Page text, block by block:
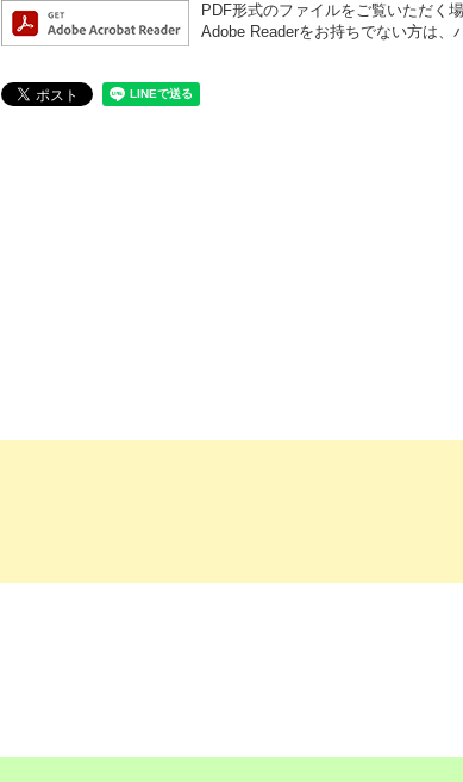
PDF形式のファイルをご覧いただく
Adobe Readerをお持ちでない方は、